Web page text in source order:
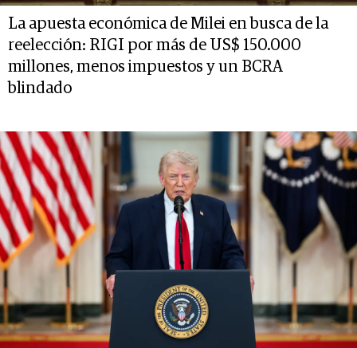
La apuesta económica de Milei en busca de la
reelección: RIGI por más de US$ 150.000
millones, menos impuestos y un BCRA
blindado